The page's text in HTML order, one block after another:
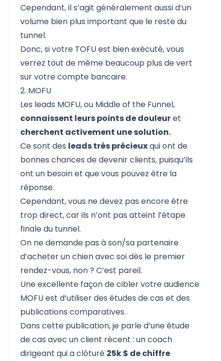
Cependant, il s’agit généralement aussi d’un
volume bien plus important que le reste du
tunnel.
Donc, si votre TOFU est bien exécuté, vous
verrez tout de même beaucoup plus de vert
sur votre compte bancaire.
2. MOFU
Les leads MOFU, ou Middle of the Funnel,
connaissent leurs points de douleuret
cherchent activement une solution.
Ce sont des leads très précieuxqui ont de
bonnes chances de devenir clients, puisqu’ils
ont un besoin et que vous pouvez être la
réponse.
Cependant, vous ne devez pas encore être
trop direct, car ils n’ont pas atteint l’étape
finale du tunnel.
On ne demande pas à son/sa partenaire
d’acheter un chien avec soi dès le premier
rendez-vous, non ? C’est pareil.
Une excellente façon de cibler votre audience
MOFU est d’utiliser des études de cas et des
publications comparatives.
Dans cette publication, je parle d’une étude
de cas avec un client récent : un coach
dirigeant qui a clôturé 25k $ de chiffre